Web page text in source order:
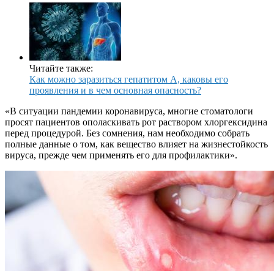
Читайте также:
Как можно заразиться гепатитом А, каковы его
проявления и в чем основная опасность?
«В ситуации пандемии коронавируса, многие стоматологи
просят пациентов ополаскивать рот раствором хлоргексидина
перед процедурой. Без сомнения, нам необходимо собрать
полные данные о том, как вещество влияет на жизнестойкость
вируса, прежде чем применять его для профилактики».